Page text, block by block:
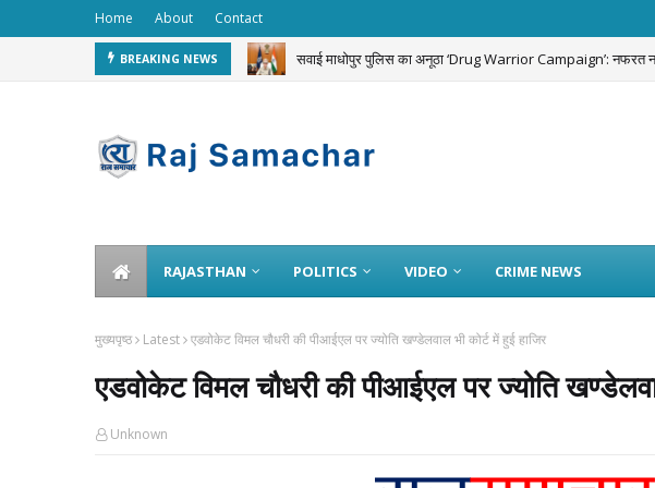
Home About Contact
BREAKING NEWS सवाई माधोपुर पुलिस का अनूठा ‘Drug Warrior Campaign’:
RAJASTHAN POLITICS VIDEO CRIME NEWS
मुख्यपृष्ठ Latest एडवोकेट विमल चौधरी की पीआईएल पर ज्योति खण्डेलवाल भी कोर्ट में हुई हाजिर
एडवोकेट विमल चौधरी की पीआईएल पर ज्योति
Unknown